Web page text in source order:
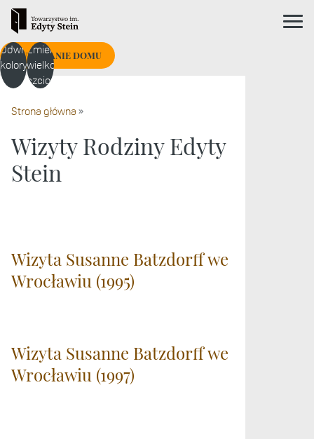
Nagłówek strony
Odwróć
kolory
Zmień
wielkość
czcionki
Treść strony
Strona główna»
Wizyty Rodziny Edyty
Stein
Wizyta Susanne Batzdorff we
Wrocławiu (1995)
Wizyta Susanne Batzdorff we
Wrocławiu (1997)
ZWIEDZANIE DOMU